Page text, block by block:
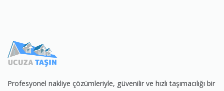
Profesyonel nakliye çözümleriyle, güvenilir ve hızlı taşımacılığı bir